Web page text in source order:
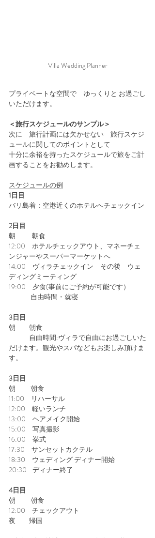
Villa Wedding Planner
プライベートな空間で　ゆっくりと お過ごし
いただけます。
＜旅行スケジュールのサンプル＞
次に　旅行計画には欠かせない　旅行スケジ
ュールに関してのポイントとして
十分に余裕を持ったスケジュールで旅をご計
画することをお勧めします。
スケジュールの例
1日目
バリ島着：空港近くのホテルへチェックイン
2日目
朝　　  朝食
12:00　ホテルチェックアウト、マネーチェ
ンジャーやスーパーマーケットへ
14:00　ヴィラチェックイン　その後　ウェ
ディングミーティング
19:00　夕食(事前にご予約が可能です）
自由時間・就寝
3日目
朝　　朝食
自由時間:ヴィラで自由にお過ごしいた
だけます。観光やスパなどもお楽しみ頂けま
す。
3日目
朝　　 朝食
11:00　リハーサル
12:00　軽いランチ
13:00　ヘアメイク開始
15:00　写真撮影
16:00　挙式
17:30　サンセットカクテル
18:30　ウェディング ディナー開始
20:30    ディナー終了
4日目
朝　　 朝食
12:00　チェックアウト
夜　　帰国